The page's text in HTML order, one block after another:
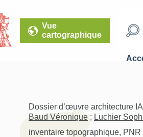
Vue
cartographique
Dossier d’œuvre architecture
Baud Véronique ; Luchier
inventaire topographique,